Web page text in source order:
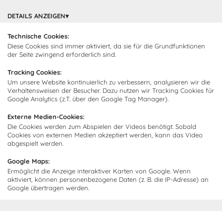
DETAILS ANZEIGEN
Technische Cookies:
Diese Cookies sind immer aktiviert, da sie für die Grundfunktionen
der Seite zwingend erforderlich sind.
Tracking Cookies:
Um unsere Website kontinuierlich zu verbessern, analysieren wir die
Verhaltensweisen der Besucher. Dazu nutzen wir Tracking Cookies für
Google Analytics (z.T. über den Google Tag Manager).
Externe Medien-Cookies:
Die Cookies werden zum Abspielen der Videos benötigt. Sobald
Cookies von externen Medien akzeptiert werden, kann das Video
abgespielt werden.
Google Maps:
Ermöglicht die Anzeige interaktiver Karten von Google. Wenn
aktiviert, können personenbezogene Daten (z. B. die IP-Adresse) an
Google übertragen werden.
Über Cocooning24
Über uns
Impressum
Kontakt
Kundendienst
Montage
Zahlarten
Newsletter abonnieren
Abonnieren Sie unseren
Newsletter und empfangen Sie
per E-Mail-Newsletter über seine Angebote informiert.
Diese Einwilligung kann jederzeit widerrufen werden. Einzelheiten
sind in derDatenschutzrichtlinie